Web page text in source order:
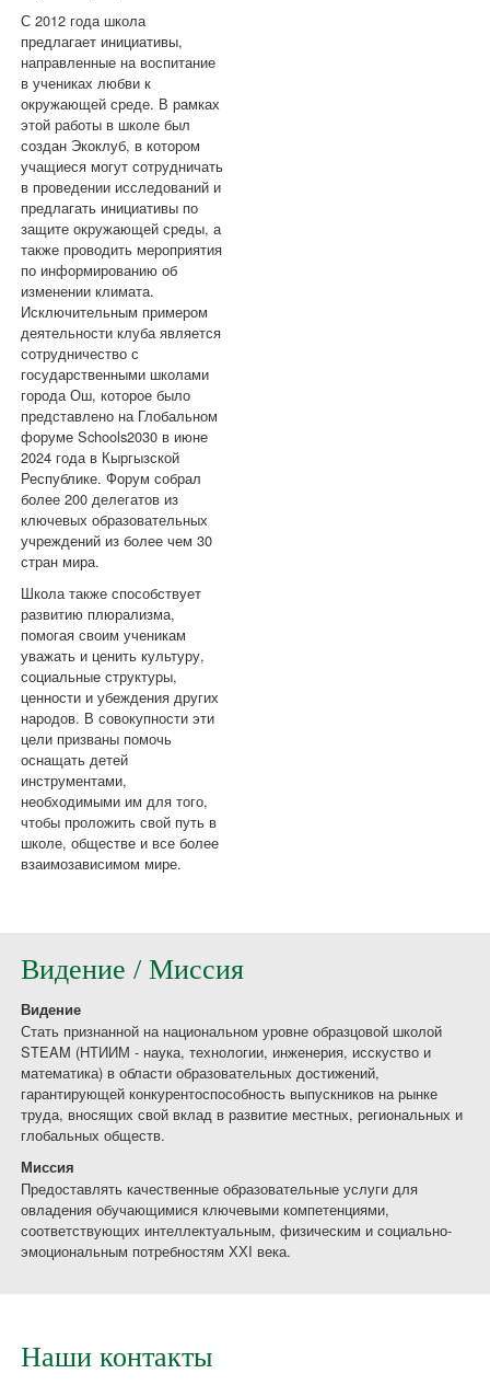
С 2012 года школа
предлагает инициативы,
направленные на воспитание
в учениках любви к
окружающей среде. В рамках
этой работы в школе был
создан Экоклуб, в котором
учащиеся могут сотрудничать
в проведении исследований и
предлагать инициативы по
защите окружающей среды, а
также проводить мероприятия
по информированию об
изменении климата.
Исключительным примером
деятельности клуба является
сотрудничество с
государственными школами
города Ош, которое было
представлено на Глобальном
форуме Schools2030 в июне
2024 года в Кыргызской
Республике. Форум собрал
более 200 делегатов из
ключевых образовательных
учреждений из более чем 30
стран мира.
Школа также способствует
развитию плюрализма,
помогая своим ученикам
уважать и ценить культуру,
социальные структуры,
ценности и убеждения других
народов. В совокупности эти
цели призваны помочь
оснащать детей
инструментами,
необходимыми им для того,
чтобы проложить свой путь в
школе, обществе и все более
взаимозависимом мире.
Видение / Миссия
Видение
Стать признанной на национальном уровне образцовой школой
STEAM (НТИИМ - наука, технологии, инженерия, исскуство и
математика) в области образовательных достижений,
гарантирующей конкурентоспособность выпускников на рынке
труда, вносящих свой вклад в развитие местных, региональных и
глобальных обществ.
Миссия
Предоставлять качественные образовательные услуги для
овладения обучающимися ключевыми компетенциями,
соответствующих интеллектуальным, физическим и социально-
эмоциональным потребностям ХХI века.
Наши контакты